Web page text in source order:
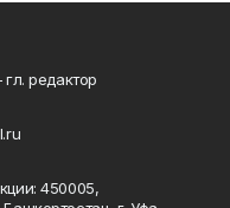
редактор
450005,